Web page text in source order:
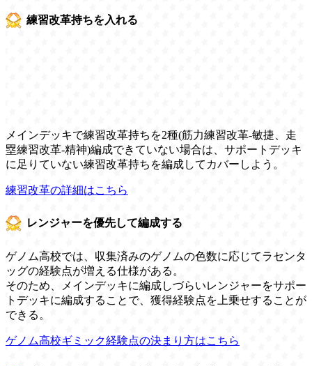
練習改革持ちを入れる
メインデッキで練習改革持ちを2種(筋力練習改革-敏捷、走
塁練習改革-精神)編成できていない場合は、サポートデッキ
に足りていない練習改革持ちを編成してカバーしよう。
練習改革の詳細はこちら
レンジャーを優先して編成する
ゲノム高校では、収集済みのゲノムの色数に応じてラセンタ
ッグの経験点が増える仕様がある。
そのため、メインデッキに編成しづらいレンジャーをサポー
トデッキに編成することで、獲得経験点を上乗せすることが
できる。
ゲノム高校ギミック経験点の決まり方はこちら